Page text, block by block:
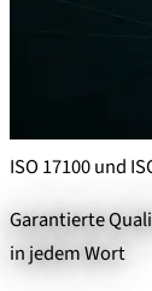
ISO 17100 und
Garantierte
in jedem Wort